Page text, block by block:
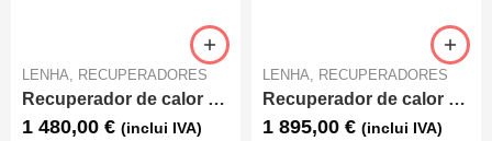
LENHA, RECUPERADORES
Recuperador de calor Lenha Ar – C&A Chama – Premium I ECO
1 480,00 € (inclui IVA)
LENHA, RECUPERADORES
Recuperador de calor Lenha Ar EcoForest-Eco insert 90 – 14kW
1 895,00 € (inclui IVA)